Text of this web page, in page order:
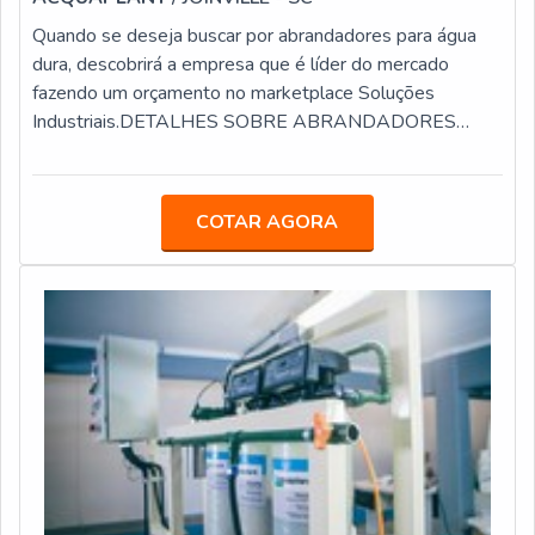
Papel 10, 25 mm (mícron, micra) - Malha Metálica 10,
25, 60, 90, 250 mm (mícron, micra) - Absorvedor de
Água 25 mm (mícron, micra) - Outras configurações sob
consulta
Quando se deseja buscar por abrandadores para água
dura, descobrirá a empresa que é líder do mercado
fazendo um orçamento no marketplace Soluções
Industriais.DETALHES SOBRE ABRANDADORES
para água dura em uma empresa inovadora, encontra o
site da Acquaplant. A empresa trabalha com mídias
filtrantes e sequestrantes de oxigênio para caldeiras,
oferecendo sempre a melhor opção para o cliente
final.Discorrendo sobre a essência da empresa, a mesma
deve prezar pelos produtos e serviços com ótima
qualidade e precisão, características simples, mas que
mostram o comprometimento da empresa com seus
clientes.No geral, existem muitas formas diferentes de
demonstrar conhecimento e autoridade em sua área de
atuação. Os motivos pelos quais a Acquaplant é a
melhor opção sempre que buscar por abrandadores para
água dura se dá pelo fato da empresa contar com:
COTAR AGORA